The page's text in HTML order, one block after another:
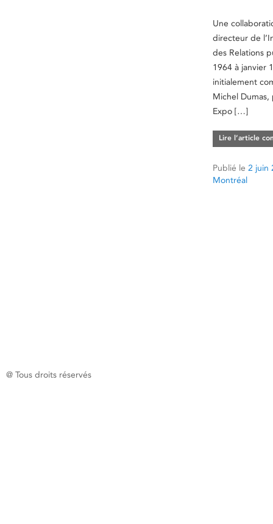
Une
directeur de
des Relations
1964 à janvier
initialement
Michel
Expo […]
Lire l’article
Publié le 2 juin
Montréal
@ Tous droits réservés